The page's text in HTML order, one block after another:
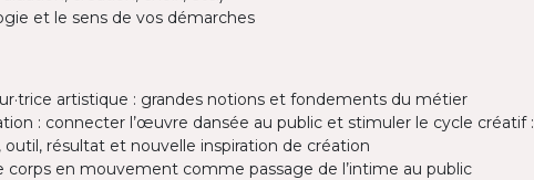
et le sens de vos démarches
artistique : grandes notions et fondements du métier
: connecter l’œuvre dansée au public et stimuler le cycle créatif :
résultat et nouvelle inspiration de création
corps en mouvement comme passage de l’intime au public